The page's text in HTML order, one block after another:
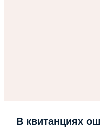
В квитанциях